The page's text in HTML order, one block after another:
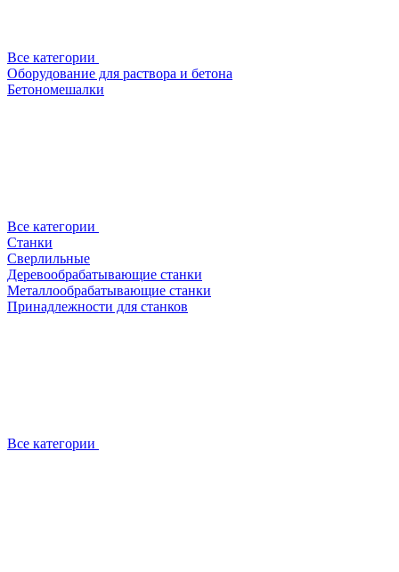
Все категории
Оборудование для раствора и бетона
Бетономешалки
Все категории
Станки
Сверлильные
Деревообрабатывающие станки
Металлообрабатывающие станки
Принадлежности для станков
Все категории